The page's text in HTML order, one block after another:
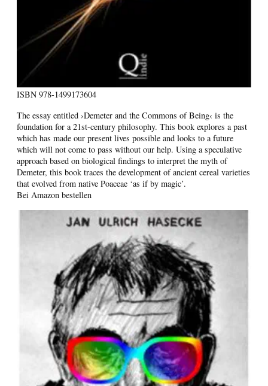
ISBN 978-1499173604
The essay entitled ›Demeter and the Commons of Being‹ is the
foundation for a 21st-century philosophy. This book explores a past
which has made our present lives possible and looks to a future
which will not come to pass without our help. Using a speculative
approach based on biological findings to interpret the myth of
Demeter, this book traces the development of ancient cereal varieties
that evolved from native Poaceae ‘as if by magic’.
Bei Amazon bestellen